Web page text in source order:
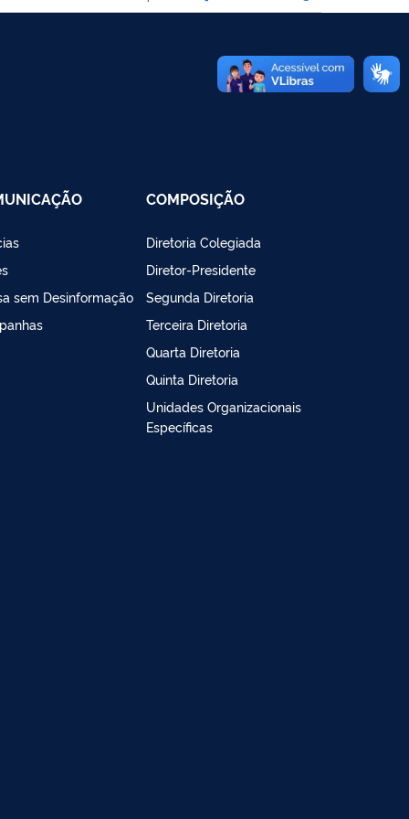
sem Desinformação
COMPOSIÇÃO
Diretoria Colegiada
Diretor-Presidente
Segunda Diretoria
Terceira Diretoria
Quarta Diretoria
Quinta Diretoria
Unidades Organizacionais
Específicas